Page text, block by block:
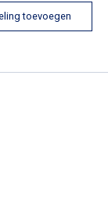
toevoegen